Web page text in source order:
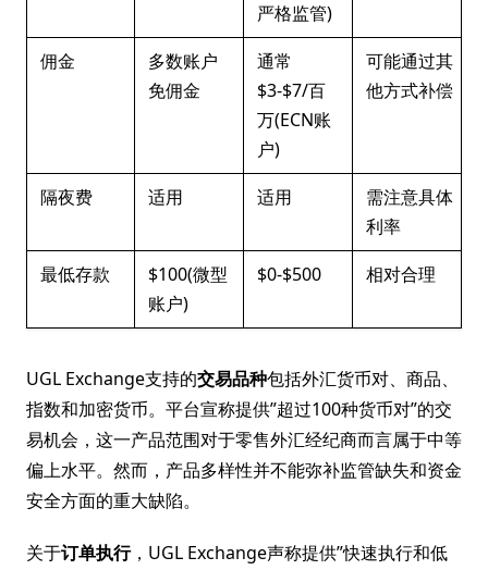
严格监管)
佣金
多数账户
免佣金
通常
$3-$7/百
万(ECN账
户)
可能通过其
他方式补偿
隔夜费 适用 适用
需注意具体
利率
最低存款
$100(微型
账户)
$0-$500 相对合理
UGL Exchange支持的交易品种包括外汇货币对、商品、
指数和加密货币。平台宣称提供”超过100种货币对”的交
易机会，这一产品范围对于零售外汇经纪商而言属于中等
偏上水平。然而，产品多样性并不能弥补监管缺失和资金
安全方面的重大缺陷。
关于订单执行，UGL Exchange声称提供”快速执行和低